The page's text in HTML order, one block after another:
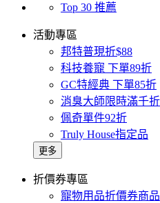
Top 30 推薦
活動專區
邦特普現折$88
科技養寵 下單89折
GC特經典 下單85折
消臭大師限時滿千
佩奇單件92折
Truly House指定品
更多
折價券專區
寵物用品折價券商品